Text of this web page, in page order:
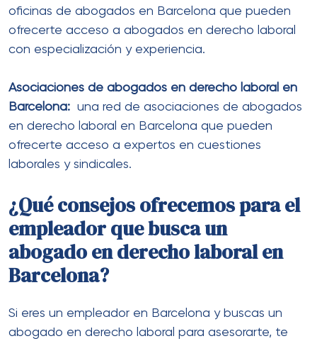
oficinas de abogados en Barcelona que pueden
ofrecerte acceso a abogados en derecho laboral
con especialización y experiencia.
Asociaciones de abogados en derecho laboral en
Barcelona: una red de asociaciones de abogados
en derecho laboral en Barcelona que pueden
ofrecerte acceso a expertos en cuestiones
laborales y sindicales.
¿Qué consejos ofrecemos para el
empleador que busca un
abogado en derecho laboral en
Barcelona?
Si eres un empleador en Barcelona y buscas un
abogado en derecho laboral para asesorarte, te